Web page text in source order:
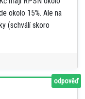
okolo 15%. Ale na
(schválí skoro
odpověď